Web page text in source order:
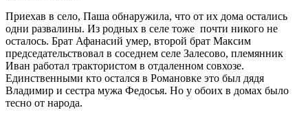
Приехав в село, Паша обнаружила, что от их дома остались
одни развалины. Из родных в селе тоже почти никого не
осталось. Брат Афанасий умер, второй брат Максим
председательствовал в соседнем селе Залесово, племянник
Иван работал трактористом в отдаленном совхозе.
Единственными кто остался в Романовке это был дядя
Владимир и сестра мужа Федосья. Но у обоих в домах было
тесно от народа.